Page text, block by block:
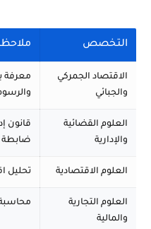
التخصص
الاقتصاد الجمركي
والجبائي
معرفة
العلوم القضائية
والإدارية
قانون
ضابطة
العلوم الاقتصادية تحليل
العلوم التجارية
والمالية